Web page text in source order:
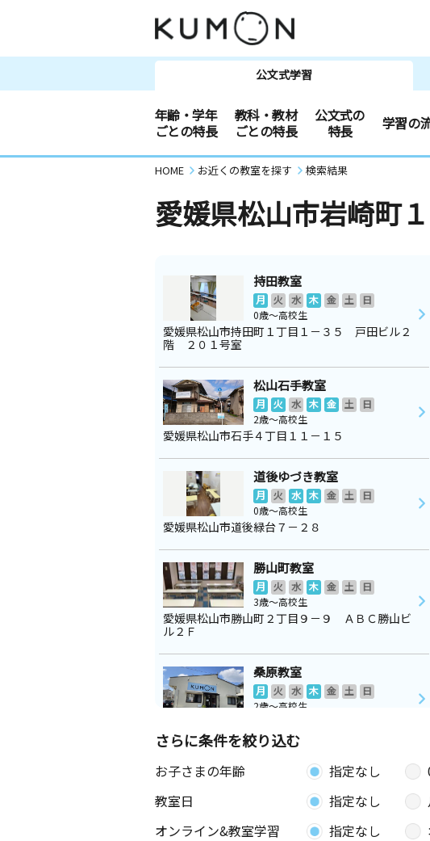
公文式学習
年齢・学年
ごとの特長
教科・教材
ごとの特長
公文式の
特長
学習の
HOME お近くの教室を探す 検索結果
愛媛県松山市岩崎町
持田教室
月 火 水 木 金 土
日
0歳～高校生
愛媛県松山市持田町１丁目１－３５ 戸田ビル２
階 ２０１号室
松山石手教室
月 火 水 木 金 土
日
2歳～高校生
愛媛県松山市石手４丁目１１－１５
道後ゆづき教室
月 火 水 木 金 土
日
0歳～高校生
愛媛県松山市道後緑台７－２８
勝山町教室
月 火 水 木 金 土
日
3歳～高校生
愛媛県松山市勝山町２丁目９－９ ＡＢＣ勝山ビ
ル２Ｆ
桑原教室
月 火 水 木 金 土
日
2歳～高校生
プラザ東野教室
木 金 土 日
0歳～高校生
愛媛県松山市東野２丁目６－１０
さらに条件を絞り込む
お子さまの年齢 指定なし
教室日
指定なし
オンライン&教室学習
指定なし